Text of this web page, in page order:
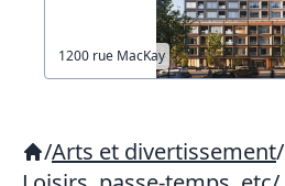
1200 rue MacKay
/Arts et divertissement/